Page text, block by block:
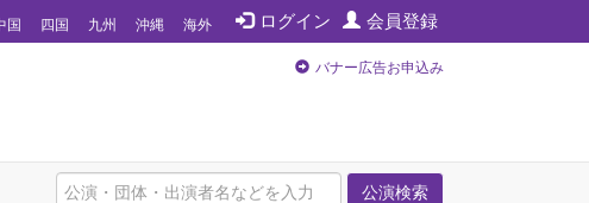
ログイン 会員登録
国 四国 九州 沖縄 海外
バナー広告お申込み
公演検索